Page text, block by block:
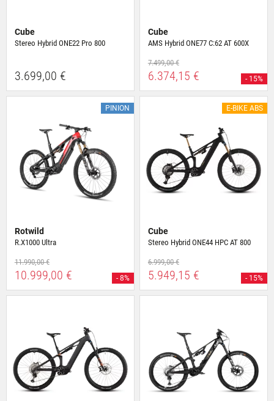
Cube
Stereo Hybrid ONE22 Pro 800
3.699,00 €
Cube
AMS Hybrid ONE77 C:62 AT 600X
7.499,00 €
6.374,15 € - 15%
PINION
Rotwild
R.X1000 Ultra
11.990,00 €
10.999,00 € - 8%
E-BIKE ABS
Cube
Stereo Hybrid ONE44 HPC AT 800
6.999,00 €
5.949,15 € - 15%